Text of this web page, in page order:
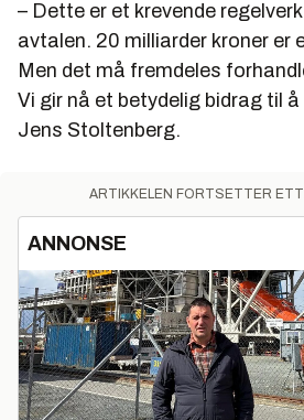
– Dette er et krevende
avtalen. 20 milliarder kroner er
Men det må fremdeles
Vi gir nå et betydelig bidrag til
Jens Stoltenberg.
ARTIKKELEN FORTSETTER
ANNONSE